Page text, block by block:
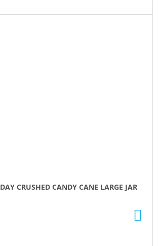
CRUSHED CANDY CANE LARGE JAR